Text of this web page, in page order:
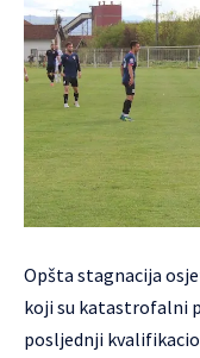
Opšta stagnacija
koji su katastrofalni
posljednji